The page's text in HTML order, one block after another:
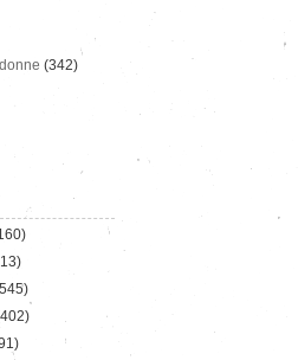
(342)